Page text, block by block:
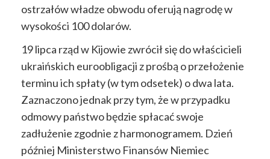
ostrzałów władze obwodu oferują nagrodę w
wysokości 100 dolarów.
19 lipca rząd w Kijowie zwrócił się do właścicieli
ukraińskich euroobligacji z prośbą o przełożenie
terminu ich spłaty (w tym odsetek) o dwa lata.
Zaznaczono jednak przy tym, że w przypadku
odmowy państwo będzie spłacać swoje
zadłużenie zgodnie z harmonogramem. Dzień
później Ministerstwo Finansów Niemiec